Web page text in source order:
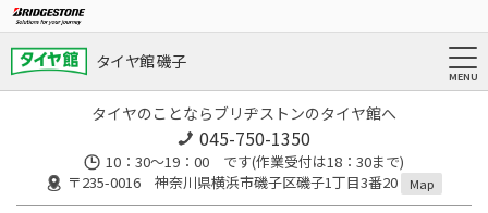
タイヤ館 磯子
タイヤのことならブリヂストンのタイヤ館へ
045-750-1350
10：30～19：00 です(作業受付は18：30まで)
〒235-0016 神奈川県横浜市磯子区磯子1丁目3番20
Map